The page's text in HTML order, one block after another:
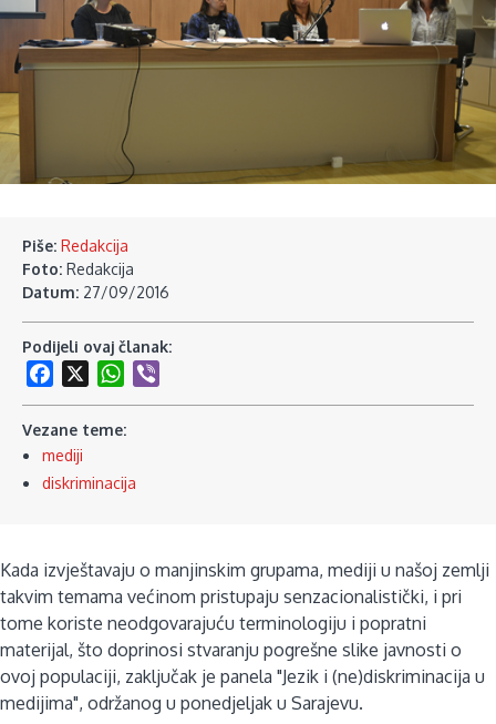
Piše: Redakcija
Foto: Redakcija
Datum: 27/09/2016
Podijeli ovaj članak:
Facebook
WhatsApp
Vezane teme:
mediji
diskriminacija
Kada izvještavaju o manjinskim grupama, mediji u našoj zemlji
takvim temama većinom pristupaju senzacionalistički, i pri
tome koriste neodgovarajuću terminologiju i popratni
materijal, što doprinosi stvaranju pogrešne slike javnosti o
ovoj populaciji, zaključak je panela "Jezik i (ne)diskriminacija u
medijima", održanog u ponedjeljak u Sarajevu.